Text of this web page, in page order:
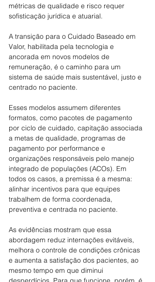
métricas de qualidade e risco requer
sofisticação jurídica e atuarial.
A transição para o Cuidado Baseado em
Valor, habilitada pela tecnologia e
ancorada em novos modelos de
remuneração, é o caminho para um
sistema de saúde mais sustentável, justo e
centrado no paciente.
Esses modelos assumem diferentes
formatos, como pacotes de pagamento
por ciclo de cuidado, capitação associada
a metas de qualidade, programas de
pagamento por performance e
organizações responsáveis pelo manejo
integrado de populações (ACOs). Em
todos os casos, a premissa é a mesma:
alinhar incentivos para que equipes
trabalhem de forma coordenada,
preventiva e centrada no paciente.
As evidências mostram que essa
abordagem reduz internações evitáveis,
melhora o controle de condições crônicas
e aumenta a satisfação dos pacientes, ao
mesmo tempo em que diminui